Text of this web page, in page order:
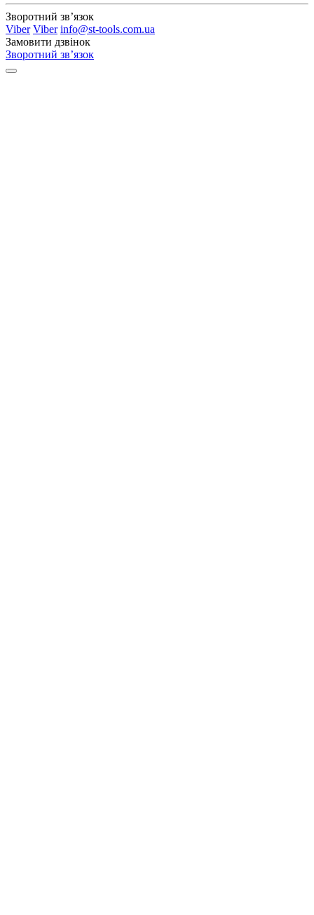
Зворотний зв’язок
Viber Viber info@st-tools.com.ua
Замовити дзвінок
Зворотний зв’язок